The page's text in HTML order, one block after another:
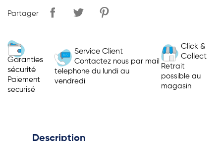
Partager
Garanties
sécurité
Paiement
securisé
Service Client
Contactez nous par mail
telephone du lundi au
vendredi
Click &
Collect
Retrait
possible au
magasin
Description